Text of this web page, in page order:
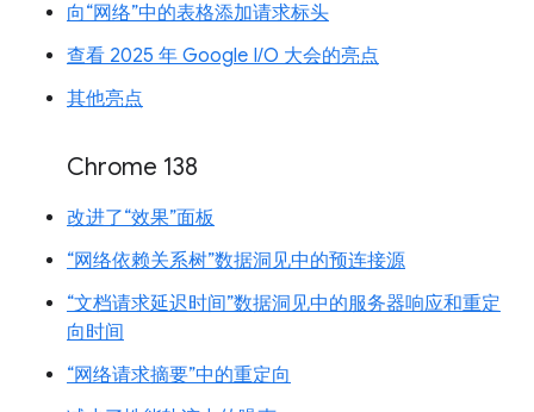
向“网络”中的表格添加请求标头
查看 2025 年 Google I/O 大会的亮点
其他亮点
Chrome 138
改进了“效果”面板
“网络依赖关系树”数据洞见中的预连接源
“文档请求延迟时间”数据洞见中的服务器响应和重定
向时间
“网络请求摘要”中的重定向